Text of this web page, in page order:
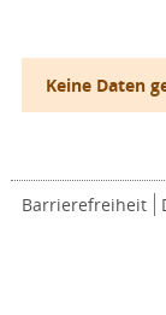
Keine Daten
Barrierefreiheit